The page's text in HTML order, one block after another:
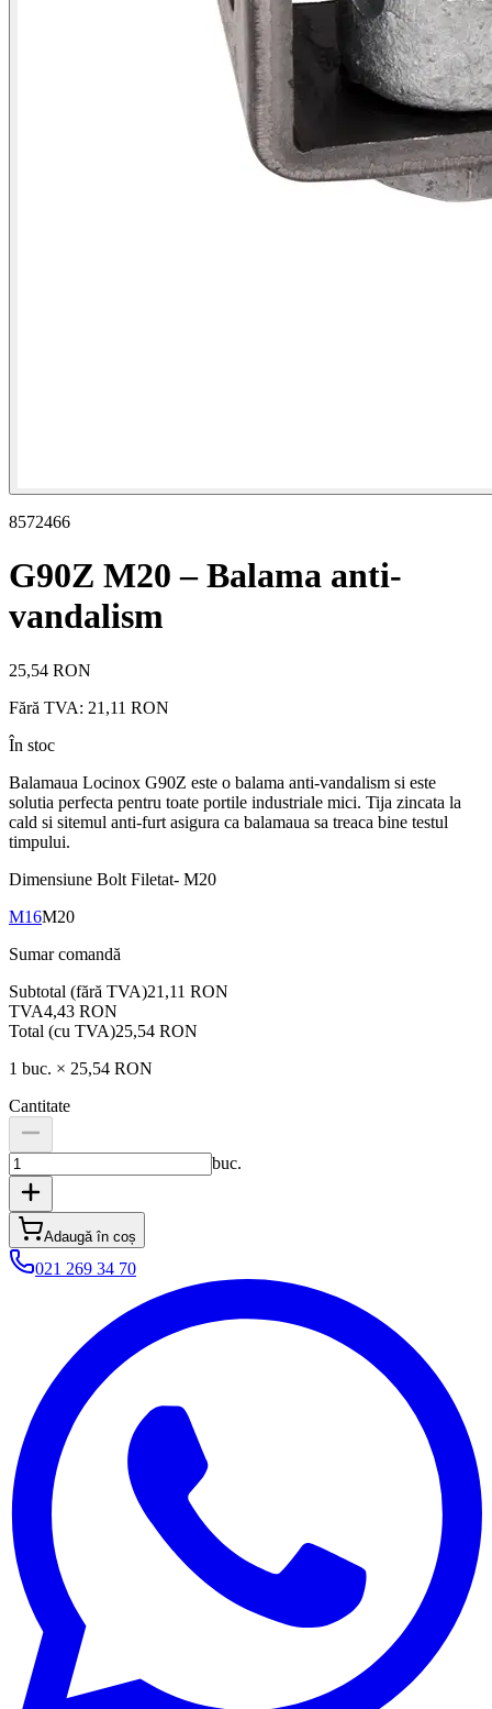
8572466
G90Z M20 – Balama anti-
vandalism
25,54 RON
Fără TVA: 21,11 RON
În stoc
Balamaua Locinox G90Z este o balama anti-vandalism si este
solutia perfecta pentru toate portile industriale mici. Tija zincata la
cald si sitemul anti-furt asigura ca balamaua sa treaca bine testul
timpului.
Dimensiune Bolt Filetat- M20
M16M20
Sumar comandă
Subtotal (fără TVA)21,11 RON
TVA4,43 RON
Total (cu TVA)25,54 RON
1 buc. × 25,54 RON
Cantitate
buc.
Adaugă în coș
021 269 34 70